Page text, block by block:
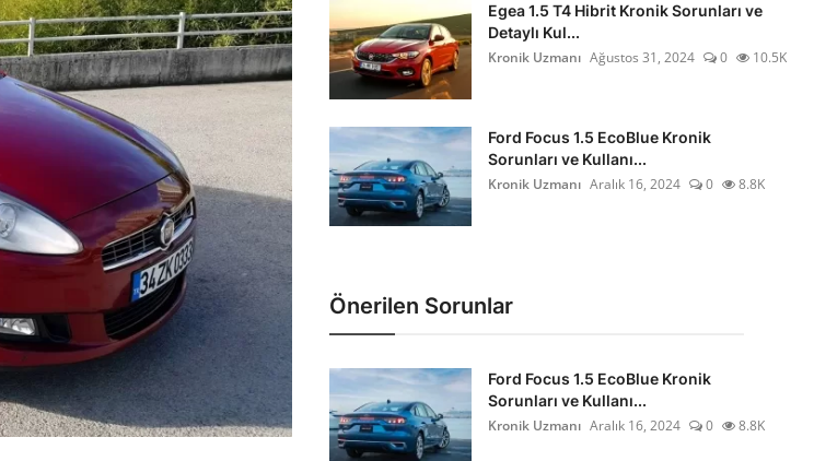
Egea 1.5 T4 Hibrit Kronik Sorunları ve
Detaylı Kul...
Kronik Uzmanı Ağustos 31, 2024 0 10.5K
Ford Focus 1.5 EcoBlue Kronik
Sorunları ve Kullanı...
Kronik Uzmanı Aralık 16, 2024 0 8.8K
Önerilen Sorunlar
Ford Focus 1.5 EcoBlue Kronik
Sorunları ve Kullanı...
Kronik Uzmanı Aralık 16, 2024 0 8.8K